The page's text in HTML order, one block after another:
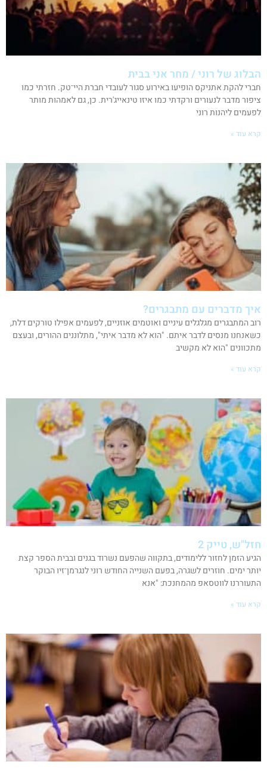
הבלוג של רוני / מחר אני בבית
חברי להקת אתניקס הופיעו באירוע סגור לעובדי חברת היי־טק. חזרתי כמו
ציפור מדבר לנעורים ורקדתי כמו איזו טינאייג'רית. כן, גם לאמהות מותר
לפעמים ליהנות רוני
קרא עוד »
איך מדברים עם מתבגרים?
רוב המתבגרים מגלגלים עיניים ואוטמים אוזניים, לפעמים אפילו טורקים דלת,
כשאנחנו מנסים לדבר איתם. "הוא לא מדבר איתי", מתלוננים ההורים, ובעצם
מתכוונים "הוא לא מקשיב
קרא עוד »
חזל"ש, טייק 2
הגיע הזמן לחזור ללימודים, בתקווה שהפעם נשרוד בגנים ובבית הספר קצת
יותר ימים. חוזרים לשגרה, בפעם השנייה החודש רוני לנגרמן־זיו הבוקר
התעוררנו לווטסאפ מהמחנכת: "אנא
קרא עוד »